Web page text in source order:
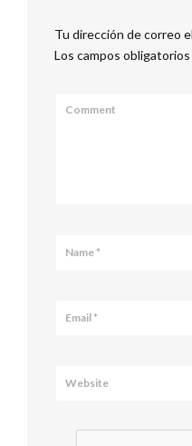
Tu dirección de correo
Los campos